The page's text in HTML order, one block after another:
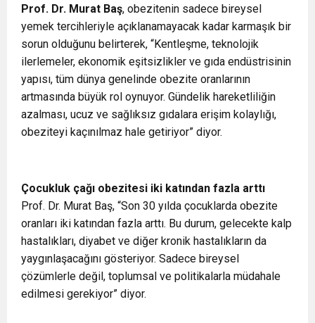
Prof. Dr. Murat Baş, obezitenin sadece bireysel
yemek tercihleriyle açıklanamayacak kadar karmaşık bir
sorun olduğunu belirterek, “Kentleşme, teknolojik
ilerlemeler, ekonomik eşitsizlikler ve gıda endüstrisinin
yapısı, tüm dünya genelinde obezite oranlarının
artmasında büyük rol oynuyor. Gündelik hareketliliğin
azalması, ucuz ve sağlıksız gıdalara erişim kolaylığı,
obeziteyi kaçınılmaz hale getiriyor” diyor.
Çocukluk çağı obezitesi iki katından fazla arttı
Prof. Dr. Murat Baş, “Son 30 yılda çocuklarda obezite
oranları iki katından fazla arttı. Bu durum, gelecekte kalp
hastalıkları, diyabet ve diğer kronik hastalıkların da
yaygınlaşacağını gösteriyor. Sadece bireysel
çözümlerle değil, toplumsal ve politikalarla müdahale
edilmesi gerekiyor” diyor.